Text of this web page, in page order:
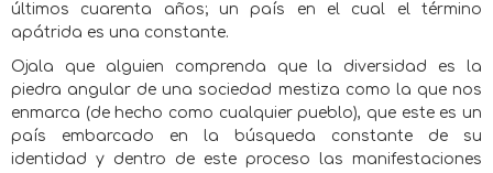
últimos cuarenta años; un país en el cual el término
apátrida es una constante.
Ojala que alguien comprenda que la diversidad es la
piedra angular de una sociedad mestiza como la que nos
enmarca (de hecho como cualquier pueblo), que este es un
país embarcado en la búsqueda constante de su
identidad y dentro de este proceso las manifestaciones